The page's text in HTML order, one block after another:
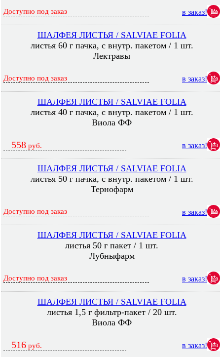
Доступно под заказ в заказ!
ШАЛФЕЯ ЛИСТЬЯ / SALVIAE FOLIA
листья 60 г пачка, с внутр. пакетом / 1 шт.
Лектравы
Доступно под заказ в заказ!
ШАЛФЕЯ ЛИСТЬЯ / SALVIAE FOLIA
листья 40 г пачка, с внутр. пакетом / 1 шт.
Виола ФФ
558 руб. в заказ!
ШАЛФЕЯ ЛИСТЬЯ / SALVIAE FOLIA
листья 50 г пачка, с внутр. пакетом / 1 шт.
Тернофарм
Доступно под заказ в заказ!
ШАЛФЕЯ ЛИСТЬЯ / SALVIAE FOLIA
листья 50 г пакет / 1 шт.
Лубныфарм
Доступно под заказ в заказ!
ШАЛФЕЯ ЛИСТЬЯ / SALVIAE FOLIA
листья 1,5 г фильтр-пакет / 20 шт.
Виола ФФ
516 руб. в заказ!